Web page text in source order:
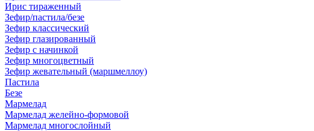
Ирис тираженный
Зефир/пастила/безе
Зефир классический
Зефир глазированный
Зефир с начинкой
Зефир многоцветный
Зефир жевательный (маршмеллоу)
Пастила
Безе
Мармелад
Мармелад желейно-формовой
Мармелад многослойный